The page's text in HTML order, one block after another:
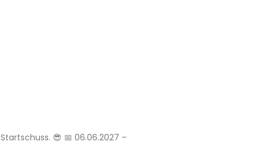
😎 📅 06.06.2027 –